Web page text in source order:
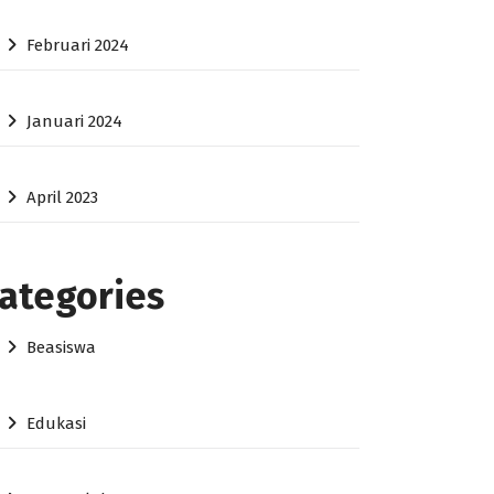
Februari 2024
Januari 2024
April 2023
Beasiswa
Edukasi